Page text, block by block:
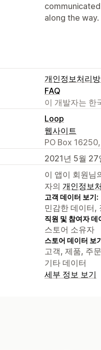
along the
개인정보처리
FAQ
이 개발자는 한
Loop
웹사이트
PO Box
2021년 5월 27
이 앱이 회원님
자의 개인정보
고객 데이터 보기:
민감한 데이터,
직원 및 참여자 데
스토어 소유자
스토어 데이터 보
고객, 제품, 주
기타 데이터
세부 정보 보기